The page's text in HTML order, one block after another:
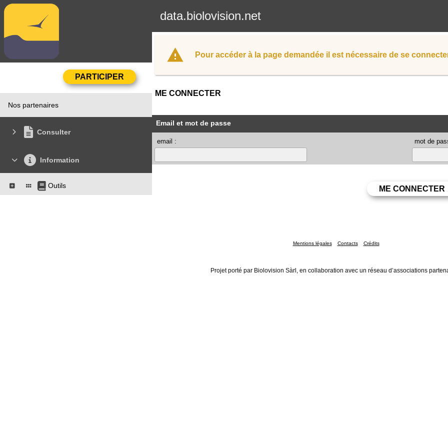
data.biolovision.net
Nos partenaires
Consulter
Information
Outils
Pour accéder à la page demandée il est nécessaire de se
ME CONNECTER
Email et mot de passe
email : mot de
Mentions légales Contacts Crédits
Projet porté par Biolovision Sàrl, en collaboration avec un réseau d’associations